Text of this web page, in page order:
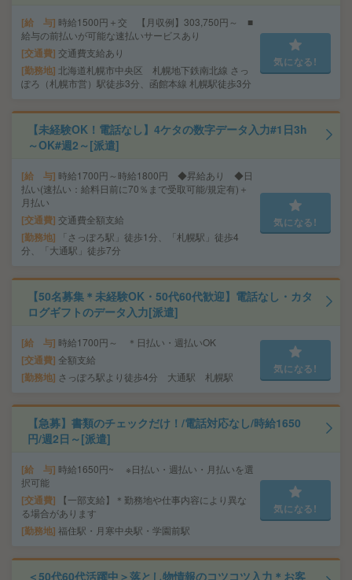
給 与 時給1500円＋交 【月収例】303,750円～ ■
給与の前払いが可能な速払いサービスあり
交通費 交通費支給あり
勤務地 北海道札幌市中央区 札幌地下鉄南北線 さっ
ぽろ（札幌市営）駅徒歩3分、函館本線 札幌駅徒歩3分
気になる!
【未経験OK！電話なし】4ケタの数字データ入力#1日3h
～OK#週2～[派遣]
給 与 時給1700円～時給1800円 ◆昇給あり ◆日
払い(速払い：給料日前に70％まで受取可能/規定有)＋
月払い
交通費 交通費全額支給
勤務地
「さっぽろ駅」徒歩1分、「札幌駅」徒歩4
分、「大通駅」徒歩7分
気になる!
【50名募集＊未経験OK・50代60代歓迎】電話なし・カタ
ログギフトのデータ入力[派遣]
給 与 時給1700円～ ＊日払い・週払いOK
交通費 全額支給
勤務地 さっぽろ駅より徒歩4分 大通駅 札幌駅
気になる!
【急募】書類のチェックだけ！/電話対応なし/時給1650
円/週2日～[派遣]
給 与 時給1650円~ ※日払い・週払い・月払いを選
択可能
交通費
【一部支給】＊勤務地や仕事内容により異な
る場合があります
勤務地 福住駅・月寒中央駅・学園前駅
気になる!
＜50代60代活躍中＞落とし物情報のコツコツ入力＊お客